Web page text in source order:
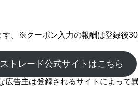
。※クーポン入力の報酬は登録後30
トレード公式サイトはこちら
告主は登録されるサイトによっ